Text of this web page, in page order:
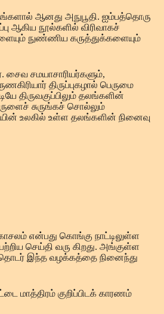
ஆனது அநுபூதி. ஐம்பத்தொரு
ஆகிய நூல்களில் விரிவாகச்
நுண்ணிய கருத்துக்களையும்
சைவ சமயாசாரியர்களும்,
திருப்புகழால் பெருமை
திருவகுப்பிலும் தலங்களின்
சுருங்கச் சொல்லும்
உலகில் உள்ள தலங்களின் நினைவு
என்பது கொங்கு நாட்டிலுள்ள
செய்தி வரு கிறது. அங்குள்ள
தொடர் இந்த வழக்கத்தை நினைந்து
மாத்திரம் குறிப்பிடக் காரணம்